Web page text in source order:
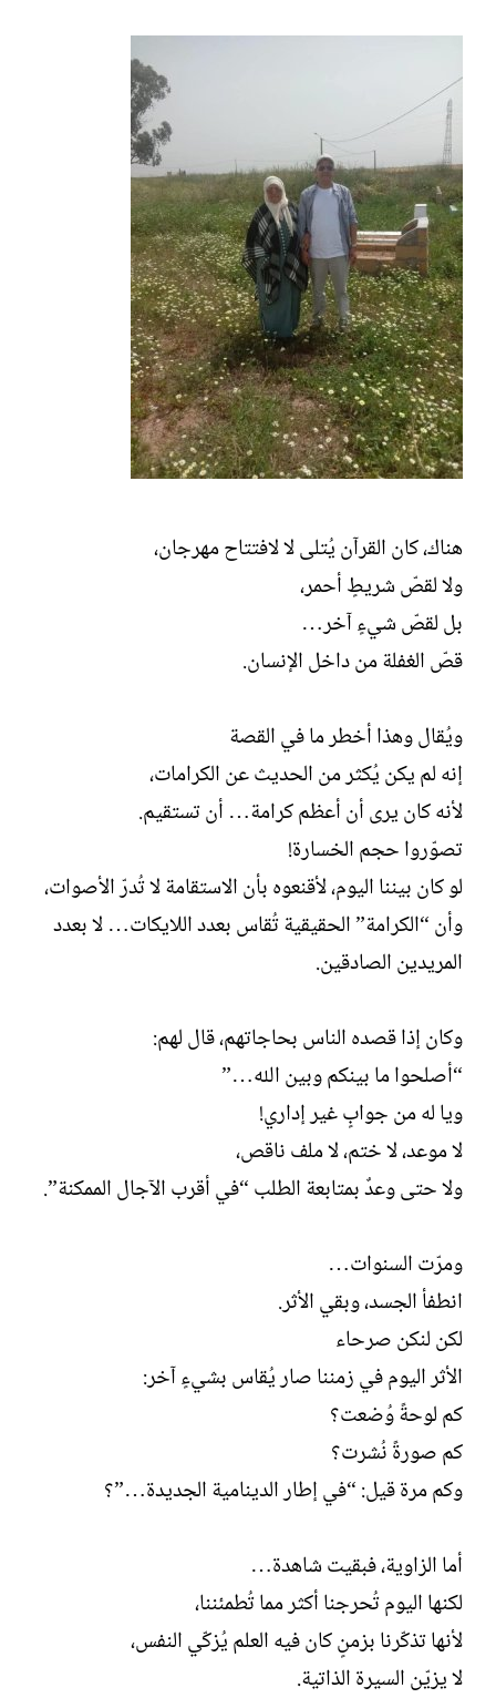
هناك، كان القرآن يُتلى لا لافتتاح مهرجان،
ولا لقصّ شريطٍ أحمر،
بل لقصّ شيءٍ آخر…
قصّ الغفلة من داخل الإنسان.
ويُقال وهذا أخطر ما في القصة
إنه لم يكن يُكثر من الحديث عن الكرامات،
لأنه كان يرى أن أعظم كرامة… أن تستقيم.
تصوّروا حجم الخسارة!
لو كان بيننا اليوم، لأقنعوه بأن الاستقامة لا تُدرّ الأصوات،
وأن “الكرامة” الحقيقية تُقاس بعدد اللايكات… لا بعدد
المريدين الصادقين.
وكان إذا قصده الناس بحاجاتهم، قال لهم:
“أصلحوا ما بينكم وبين الله…”
ويا له من جوابٍ غير إداري!
لا موعد، لا ختم، لا ملف ناقص،
ولا حتى وعدٌ بمتابعة الطلب “في أقرب الآجال الممكنة”.
ومرّت السنوات…
انطفأ الجسد، وبقي الأثر.
لكن لنكن صرحاء
الأثر اليوم في زمننا صار يُقاس بشيءٍ آخر:
كم لوحةً وُضعت؟
كم صورةً نُشرت؟
وكم مرة قيل: “في إطار الدينامية الجديدة…”؟
أما الزاوية، فبقيت شاهدة…
لكنها اليوم تُحرجنا أكثر مما تُطمئننا،
لأنها تذكّرنا بزمنٍ كان فيه العلم يُزكّي النفس،
لا يزيّن السيرة الذاتية.